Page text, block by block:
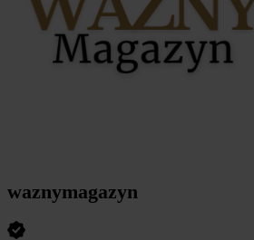
waznymagazyn